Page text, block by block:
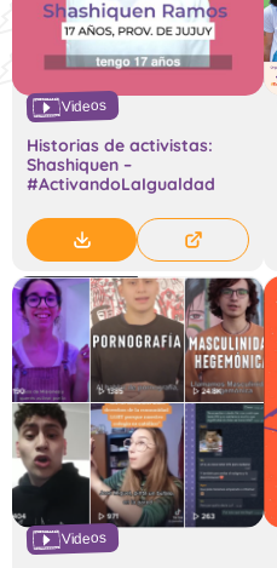
Videos
Historias de activistas:
Shashiquen –
#ActivandoLaIgualdad
Videos